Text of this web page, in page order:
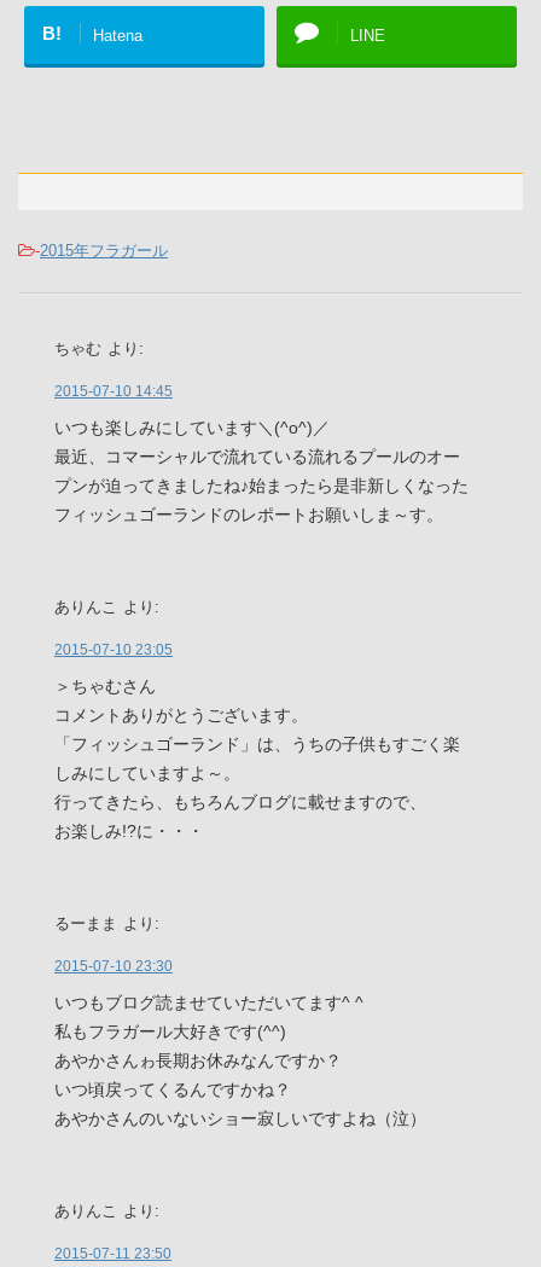
B! Hatena LINE
-2015年フラガール
ちゃむ より:
2015-07-10 14:45
いつも楽しみにしています＼(^o^)／
最近、コマーシャルで流れている流れるプールのオー
プンが迫ってきましたね♪始まったら是非新しくなった
フィッシュゴーランドのレポートお願いしま～す。
ありんこ より:
2015-07-10 23:05
＞ちゃむさん
コメントありがとうございます。
「フィッシュゴーランド」は、うちの子供もすごく楽
しみにしていますよ～。
行ってきたら、もちろんブログに載せますので、
お楽しみ!?に・・・
るーまま より:
2015-07-10 23:30
いつもブログ読ませていただいてます^ ^
私もフラガール大好きです(^^)
あやかさんゎ長期お休みなんですか？
いつ頃戻ってくるんですかね？
あやかさんのいないショー寂しいですよね（泣）
ありんこ より:
2015-07-11 23:50